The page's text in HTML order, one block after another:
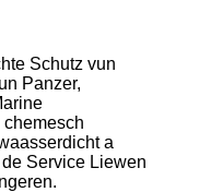
Schutz vun
Panzer,
a
Service Liewen